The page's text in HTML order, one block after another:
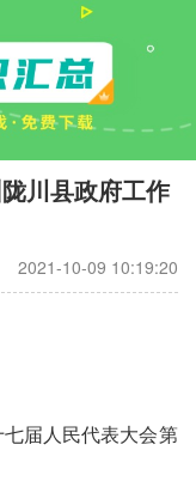
川县政府工作
2021-10-09 10:19:20
届人民代表大会第